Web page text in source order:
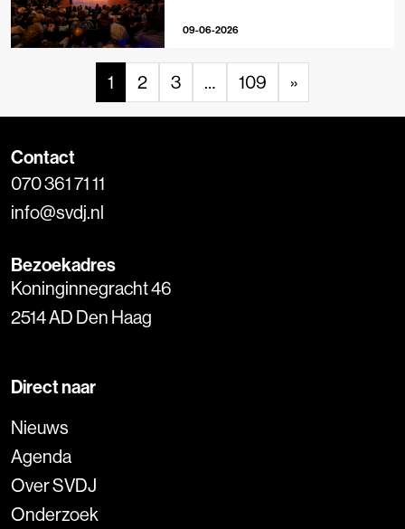
09-06-2026
1 2 3 … 109 »
Contact
070 361 71 11
info@svdj.nl
Bezoekadres
Koninginnegracht 46
2514 AD Den Haag
Direct naar
Nieuws
Agenda
Over SVDJ
Onderzoek